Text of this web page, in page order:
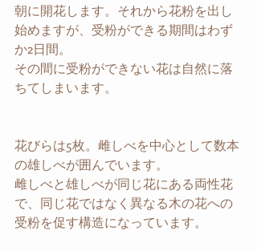
朝に開花します。それから花粉を出し
始めますが、受粉ができる期間はわず
か2日間。
その間に受粉ができない花は自然に落
ちてしまいます。
花びらは5枚。雌しべを中心として数本
の雄しべが囲んでいます。
雌しべと雄しべが同じ花にある両性花
で、同じ花ではなく異なる木の花への
受粉を促す構造になっています。